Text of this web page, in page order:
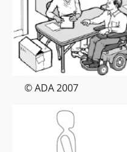
© ADA 2007